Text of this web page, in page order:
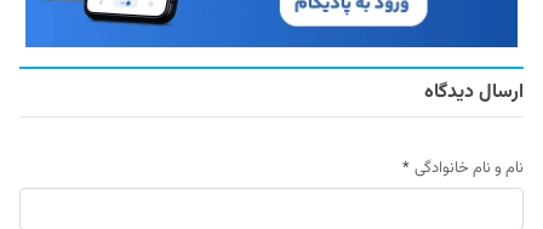
ارسال دیدگاه
نام و نام خانوادگی *